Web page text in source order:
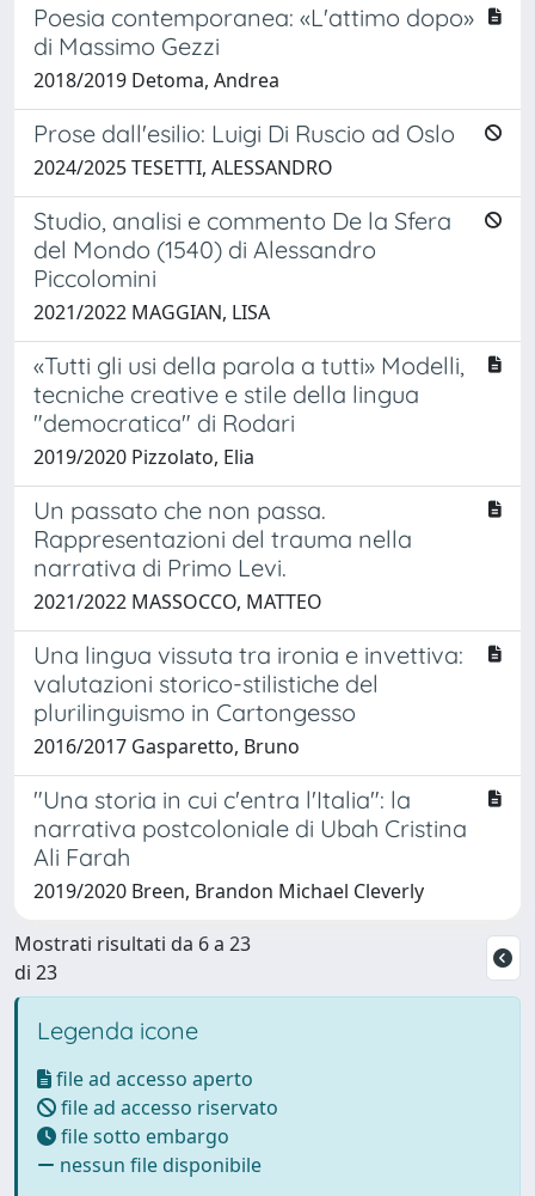
Poesia contemporanea: «L'attimo dopo»
di Massimo Gezzi
2018/2019 Detoma, Andrea
Prose dall'esilio: Luigi Di Ruscio ad Oslo
2024/2025 TESETTI, ALESSANDRO
Studio, analisi e commento De la Sfera
del Mondo (1540) di Alessandro
Piccolomini
2021/2022 MAGGIAN, LISA
«Tutti gli usi della parola a tutti» Modelli,
tecniche creative e stile della lingua
"democratica" di Rodari
2019/2020 Pizzolato, Elia
Un passato che non passa.
Rappresentazioni del trauma nella
narrativa di Primo Levi.
2021/2022 MASSOCCO, MATTEO
Una lingua vissuta tra ironia e invettiva:
valutazioni storico-stilistiche del
plurilinguismo in Cartongesso
2016/2017 Gasparetto, Bruno
"Una storia in cui c'entra l'Italia": la
narrativa postcoloniale di Ubah Cristina
Ali Farah
2019/2020 Breen, Brandon Michael Cleverly
Mostrati risultati da 6 a 23
di 23
Legenda icone
file ad accesso aperto
file ad accesso riservato
file sotto embargo
nessun file disponibile